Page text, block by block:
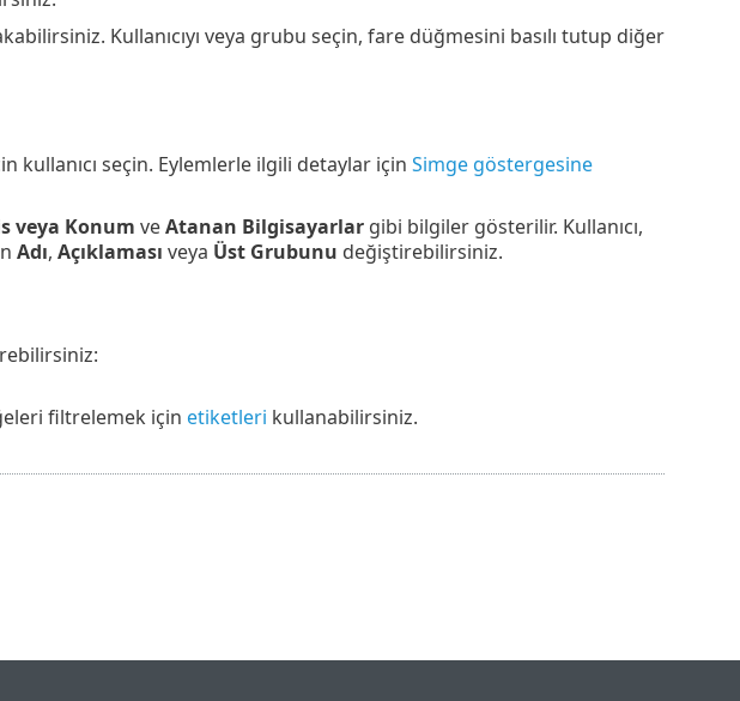
Kullanıcıyı veya grubu seçin, fare düğmesini basılı tutup diğer
kullanıcı seçin. Eylemlerle ilgili detaylar için Simge göstergesine
veya Konum veAtanan Bilgisayarlargibi bilgiler gösterilir. Kullanıcı,
Adı, Açıklaması veya Üst Grubunu değiştirebilirsiniz.
filtrelemek için etiketleri kullanabilirsiniz.